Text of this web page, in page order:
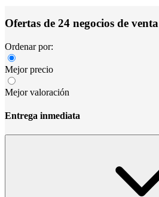
Ofertas de 24 negocios de venta
Ordenar por:
Mejor precio
Mejor valoración
Entrega inmediata